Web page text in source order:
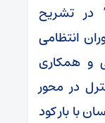
تشریح
انتظامی
و همکاری
در محور
نیسان با بار کود